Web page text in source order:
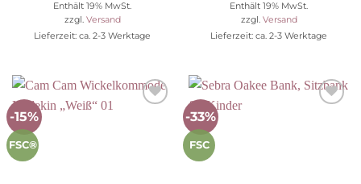
Enthält 19% MwSt.
zzgl. Versand
Lieferzeit: ca. 2-3 Werktage
war:
94,90 €
Enthält 19% MwSt.
zzgl. Versand
Lieferzeit: ca. 2-3 Werktage
-15%
FSC®
-33%
FSC